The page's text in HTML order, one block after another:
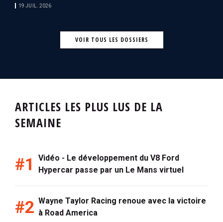
19 JUIL. 2026
VOIR TOUS LES DOSSIERS
ARTICLES LES PLUS LUS DE LA
SEMAINE
Vidéo - Le développement du V8 Ford
Hypercar passe par un Le Mans virtuel
Wayne Taylor Racing renoue avec la victoire
à Road America